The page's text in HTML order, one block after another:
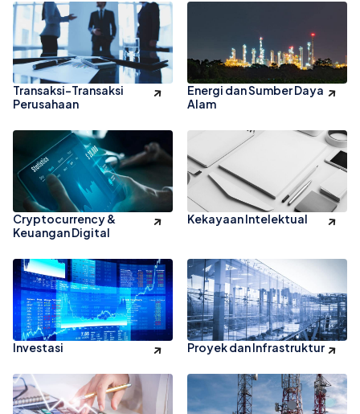
Transaksi-Transaksi
Perusahaan
Energi dan Sumber Daya
Alam
Cryptocurrency &
Keuangan Digital
Kekayaan Intelektual
Investasi Proyek dan Infrastruktur